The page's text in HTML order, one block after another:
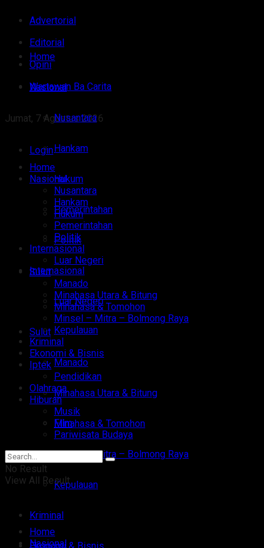
Advertorial
Editorial
Opini
Wartawan Ba Carita
Jumat, 7 Agustus 2026
Login
Home
Nasional
Nusantara
Hankam
Hukum
Pemerintahan
Politik
Internasional
Luar Negeri
Sulut
Manado
Minahasa Utara & Bitung
Minahasa & Tomohon
Minsel – Mitra – Bolmong Raya
Kepulauan
Kriminal
Home
Nasional
Nusantara
Hankam
Hukum
Pemerintahan
Politik
Internasional
Luar Negeri
Sulut
Manado
Minahasa Utara & Bitung
Minahasa & Tomohon
Minsel – Mitra – Bolmong Raya
Kepulauan
Kriminal
Ekonomi & Bisnis
Iptek
Pendidikan
Olahraga
Hiburan
Musik
Film
Pariwisata Budaya
No Result
View All Result
Home
Nasional